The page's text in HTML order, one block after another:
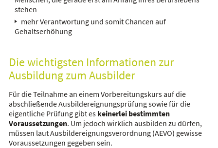
stehen
mehr Verantwortung und somit Chancen auf
Gehaltserhöhung
Die wichtigsten Informationen zur
Ausbildung zum Ausbilder
Für die Teilnahme an einem Vorbereitungskursauf die
abschließendeAusbildereignungsprüfungsowie für die
eigentliche Prüfung gibt es keinerlei bestimmten
Voraussetzungen. Um jedoch wirklich ausbilden zu dürfen,
müssen lautAusbildereignungsverordnung(AEVO) gewisse
Voraussetzungen gegeben sein.